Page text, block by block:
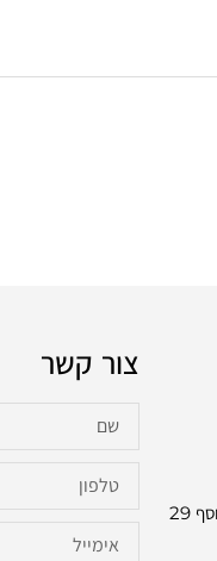
בכתובת: שלמה בן יוסף 29
צור קשר